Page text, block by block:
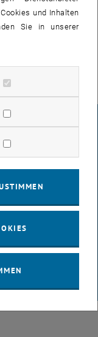
(PDF)
und Inhalten
Sie in unserer
zulassen
zulassen
zulassen